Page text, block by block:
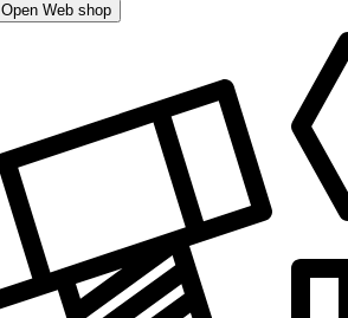
Open Web shop